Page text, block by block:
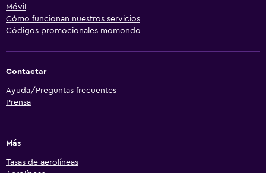
Móvil
Cómo funcionan nuestros servicios
Códigos promocionales momondo
Contactar
Ayuda/Preguntas frecuentes
Prensa
Más
Tasas de aerolíneas